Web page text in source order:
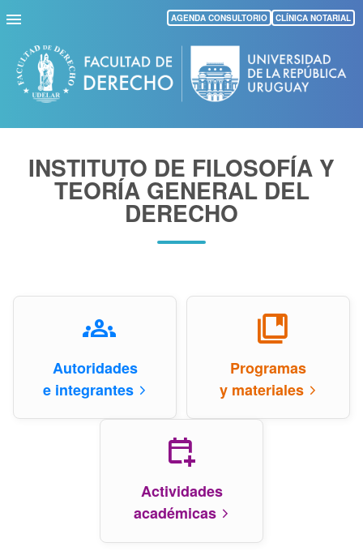
Pasar
al
contenido
principal
AGENDA CONSULTORIO CLÍNICA NOTARIAL
INSTITUTO DE FILOSOFÍA Y
TEORÍA GENERAL DEL
DERECHO
groups
Autoridades
e integrantes
arrow_forward_ios
collections_bookmark
Programas
y materiales
arrow_forward_ios
calendar_add_on
Actividades
académicas
arrow_forward_ios